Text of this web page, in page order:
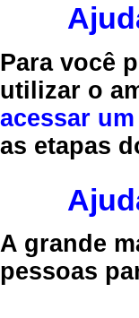
Para você
utilizar o
acessar
as etapas
A grande
pessoas